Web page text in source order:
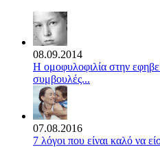
08.09.2014
Η ομοφυλοφιλία στην
συμβουλές...
07.08.2016
7 λόγοι που είναι καλό να